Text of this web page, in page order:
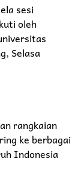
sesi
oleh
Selasa
rangkaian
ke berbagai
Indonesia